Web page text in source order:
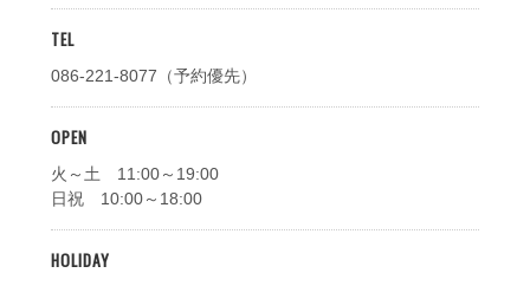
TEL
086-221-8077（予約優先）
OPEN
火～土 11:00～19:00
日祝 10:00～18:00
HOLIDAY